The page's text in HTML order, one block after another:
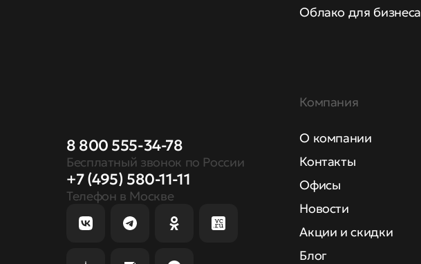
8 800 555-34-78
Бесплатный звонок по России
+7 (495) 580-11-11
Телефон в Москве
Облако для бизнеса
Компания
О компании
Контакты
Офисы
Новости
Акции и скидки
Блог